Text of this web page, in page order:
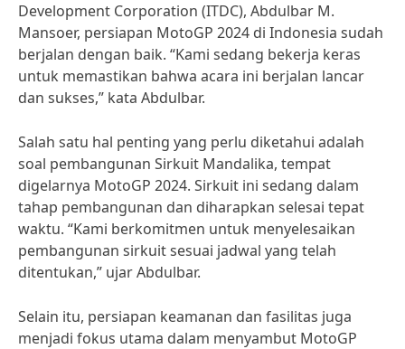
Development Corporation (ITDC), Abdulbar M.
Mansoer, persiapan MotoGP 2024 di Indonesia sudah
berjalan dengan baik. “Kami sedang bekerja keras
untuk memastikan bahwa acara ini berjalan lancar
dan sukses,” kata Abdulbar.
Salah satu hal penting yang perlu diketahui adalah
soal pembangunan Sirkuit Mandalika, tempat
digelarnya MotoGP 2024. Sirkuit ini sedang dalam
tahap pembangunan dan diharapkan selesai tepat
waktu. “Kami berkomitmen untuk menyelesaikan
pembangunan sirkuit sesuai jadwal yang telah
ditentukan,” ujar Abdulbar.
Selain itu, persiapan keamanan dan fasilitas juga
menjadi fokus utama dalam menyambut MotoGP